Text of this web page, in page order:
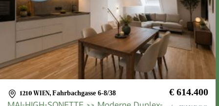
1210 WIEN, Fahrbachgasse 6-8/38 € 614.400